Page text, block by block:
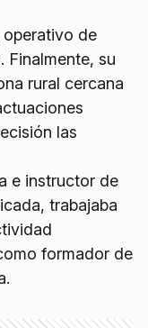
operativo de
Finalmente, su
rural cercana
las
e instructor de
trabajaba
formador de